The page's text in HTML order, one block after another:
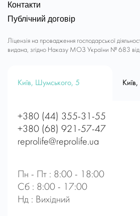
Контакти
Публічний договір
Ліцензія на провадження господарської
видана, згідно Наказу МОЗ України № 683
Київ, Шумського, 5
+380 (44) 355-31-55
+380 (68) 921-57-47
reprolife@reprolife.ua
Пн - Пт : 8:00 - 18:00
Сб : 8:00 - 17:00
Нд : Вихідний